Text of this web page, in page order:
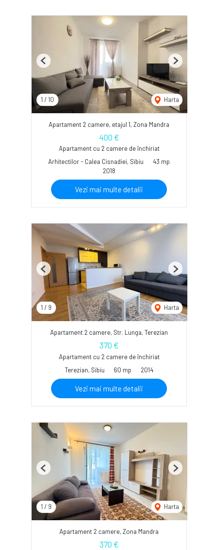
1 / 10 Harta
Previous Next
Apartament 2 camere, etajul 1, Zona Mandra
400 €
Apartament cu 2 camere de închiriat
Arhitectilor - Calea Cisnadiei, Sibiu
43 mp
2018
Vezi mai multe detalii
1 / 9 Harta
Previous Next
Apartament 2 camere, Str. Lunga, Terezian
370 €
Apartament cu 2 camere de închiriat
Terezian, Sibiu
60 mp 2014
Vezi mai multe detalii
1 / 9 Harta
Previous Next
Apartament 2 camere, Zona Mandra
370 €